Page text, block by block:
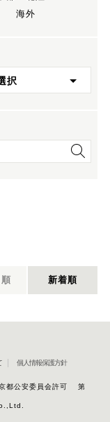
海外
択
新着順
個人情報保護方針
都公安委員会許可 第